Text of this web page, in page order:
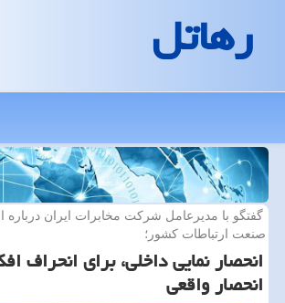
رهاتل
گفتگو با مدیرعامل شركت مخابرات ایران درباره
صنعت ارتباطات كشور؛
انحصار نمایی داخلی، برای انحراف
انحصار واقعی